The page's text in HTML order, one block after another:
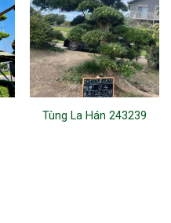
Tùng La Hán 243239